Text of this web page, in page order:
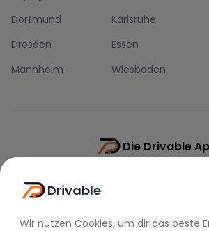
Dortmund
Karlsruhe
Dresden
Essen
Mannheim
Wiesbaden
Die Drivable
Drivable
Wir nutzen Cookies, um dir das beste